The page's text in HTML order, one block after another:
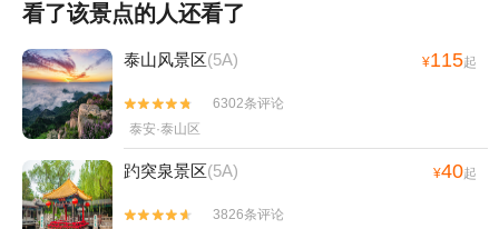
看了该景点的人还看了
泰山风景区(5A) ¥115起


6302条评论
泰安·泰山区
趵突泉景区(5A) ¥40起


3826条评论